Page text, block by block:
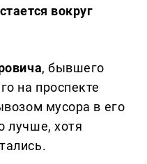
вокруг
, бывшего
на проспекте
мусора в его
лучше, хотя